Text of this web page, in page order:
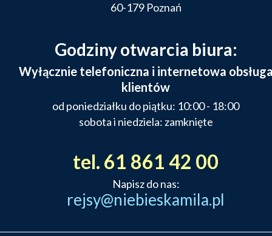
60-179 Poznań
Godziny otwarcia biura:
Wyłącznie telefoniczna i internetowa
klientów
od poniedziałku do piątku: 10:00 - 18:00
sobota i niedziela: zamknięte
tel. 61 861 42 00
Napisz do nas:
rejsy@niebieskamila.pl